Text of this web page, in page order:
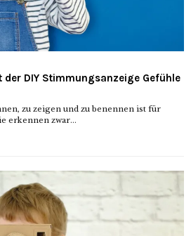
DIY Stimmungsanzeige Gefühle
zu zeigen und zu benennen ist für
erkennen zwar...